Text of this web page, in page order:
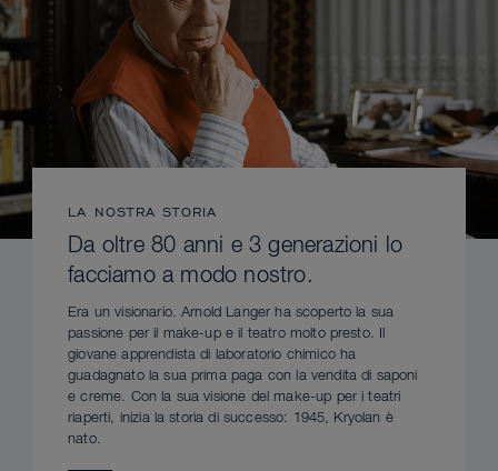
LA NOSTRA STORIA
Da oltre 80 anni e 3 generazioni lo
facciamo a modo nostro.
Era un visionario. Arnold Langer ha scoperto la sua
passione per il make-up e il teatro molto presto. Il
giovane apprendista di laboratorio chimico ha
guadagnato la sua prima paga con la vendita di saponi
e creme. Con la sua visione del make-up per i teatri
riaperti, inizia la storia di successo: 1945, Kryolan è
nato.